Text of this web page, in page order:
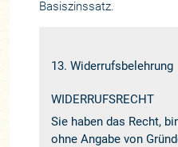
Basiszinssatz.
13. Widerrufsbelehrung
WIDERRUFSRECHT
Sie haben das Recht,
ohne Angabe von